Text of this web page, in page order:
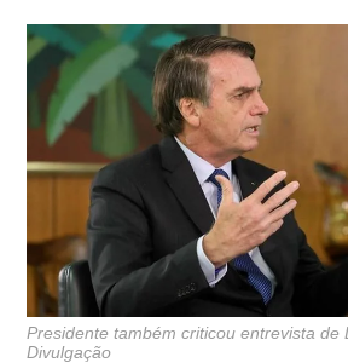
Presidente também criticou entrevista de
Divulgação